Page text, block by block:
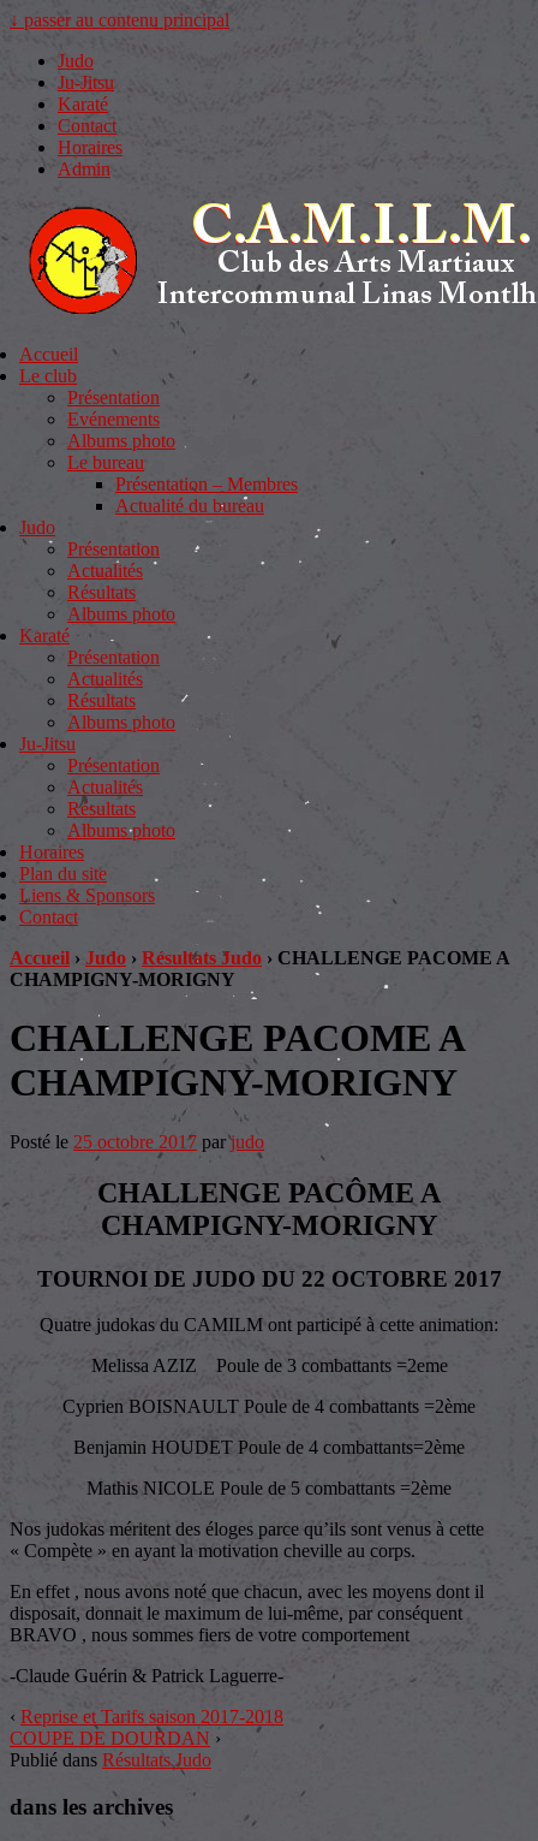
↓ passer au contenu principal
Judo
Ju-Jitsu
Karaté
Contact
Horaires
Admin
Accueil
Le club
Présentation
Evénements
Albums photo
Le bureau
Présentation – Membres
Actualité du bureau
Judo
Présentation
Actualités
Résultats
Albums photo
Karaté
Présentation
Actualités
Résultats
Albums photo
Ju-Jitsu
Présentation
Actualités
Résultats
Albums photo
Horaires
Plan du site
Liens & Sponsors
Contact
Accueil › Judo › Résultats Judo › CHALLENGE PACOME A
CHAMPIGNY-MORIGNY
CHALLENGE PACOME A
CHAMPIGNY-MORIGNY
Posté le 25 octobre 2017 parjudo
CHALLENGE PACÔME A
CHAMPIGNY-MORIGNY
TOURNOI DE JUDO DU 22 OCTOBRE 2017
Quatre judokas du CAMILM ont participé à cette animation:
Melissa AZIZ Poule de 3 combattants =2eme
Cyprien BOISNAULT Poule de 4 combattants =2ème
Benjamin HOUDET Poule de 4 combattants=2ème
Mathis NICOLE Poule de 5 combattants =2ème
Nos judokas méritent des éloges parce qu’ils sont venus à cette
« Compète » en ayant la motivation cheville au corps.
En effet , nous avons noté que chacun, avec les moyens dont il
disposait, donnait le maximum de lui-même, par conséquent
BRAVO , nous sommes fiers de votre comportement
-Claude Guérin & Patrick Laguerre-
‹ Reprise et Tarifs saison 2017-2018
COUPE DE DOURDAN ›
Publié dans Résultats Judo
dans les archives